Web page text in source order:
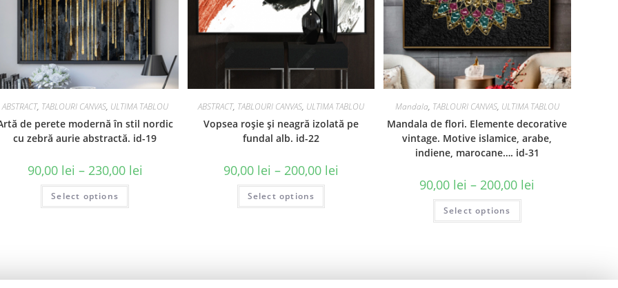
ABSTRACT, TABLOURI CANVAS, ULTIMA TABLOU
de perete modernă în stil nordic
cu zebră aurie abstractă. id-19
90,00 lei – 230,00 lei
Select options
ABSTRACT, TABLOURI CANVAS, ULTIMA TABLOU
Vopsea roșie și neagră izolată pe
fundal alb. id-22
90,00 lei – 200,00 lei
Select options
Mandala, TABLOURI CANVAS, ULTIMA TABLOU
Mandala de flori. Elemente decorative
vintage. Motive islamice, arabe,
indiene, marocane…. id-31
90,00 lei – 200,00 lei
Select options